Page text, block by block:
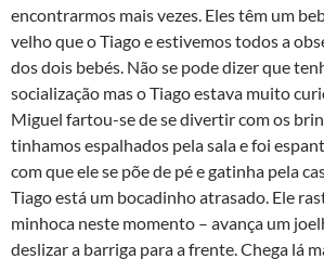
encontrarmos mais vezes. Eles têm um
velho que o Tiago e estivemos todos a
dos dois bebés. Não se pode dizer que
socialização mas o Tiago estava muito
Miguel fartou-se de se divertir com os
tinhamos espalhados pela sala e foi
com que ele se põe de pé e gatinha pela
Tiago está um bocadinho atrasado. Ele
minhoca neste momento – avança um
deslizar a barriga para a frente. Chega lá